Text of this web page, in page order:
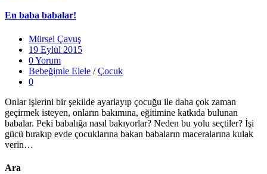
En baba babalar!
Mürsel Çavuş
19 Eylül 2015
0 Yorum
Bebeğimle Elele /Çocuk
0
Onlar işlerini bir şekilde ayarlayıp çocuğu ile daha çok zaman
geçirmek isteyen, onların bakımına, eğitimine katkıda bulunan
babalar. Peki babalığa nasıl bakıyorlar? Neden bu yolu seçtiler? İşi
gücü bırakıp evde çocuklarına bakan babaların maceralarına kulak
verin…
Ara